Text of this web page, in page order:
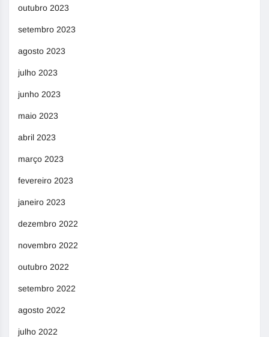
outubro 2023
setembro 2023
agosto 2023
julho 2023
junho 2023
maio 2023
abril 2023
março 2023
fevereiro 2023
janeiro 2023
dezembro 2022
novembro 2022
outubro 2022
setembro 2022
agosto 2022
julho 2022